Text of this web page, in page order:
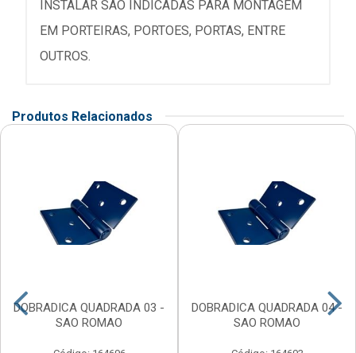
INSTALAR SAO INDICADAS PARA MONTAGEM
EM PORTEIRAS, PORTOES, PORTAS, ENTRE
OUTROS.
Produtos Relacionados
DOBRADICA QUADRADA 03 -
SAO ROMAO
DOBRADICA QUADRADA 04 -
SAO ROMAO